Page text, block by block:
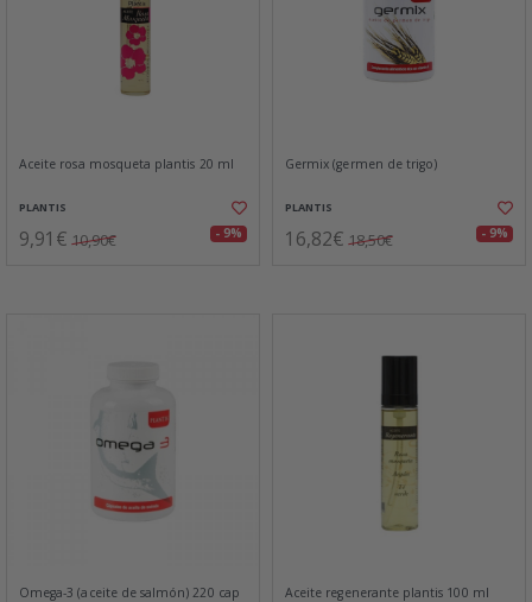
Aceite rosa mosqueta plantis 20 ml
PLANTIS
9,91€ 10,90€ - 9%
Germix (germen de trigo)
PLANTIS
16,82€ 18,50€ - 9%
Omega-3 (aceite de salmón) 220 cap Aceite regenerante plantis 100 ml